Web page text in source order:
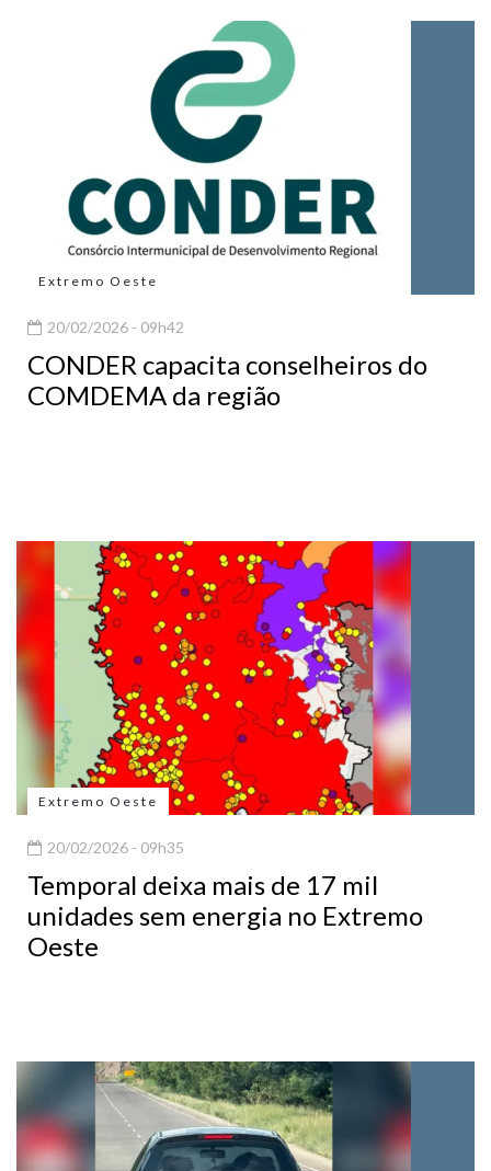
Extremo Oeste
20/02/2026 - 09h42
CONDER capacita conselheiros do
COMDEMA da região
Extremo Oeste
20/02/2026 - 09h35
Temporal deixa mais de 17 mil
unidades sem energia no Extremo
Oeste